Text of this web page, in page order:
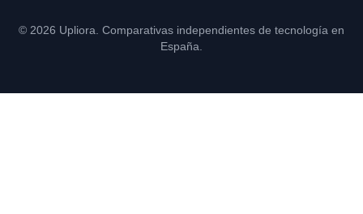
© 2026 Upliora. Comparativas independientes de tecnología en
España.